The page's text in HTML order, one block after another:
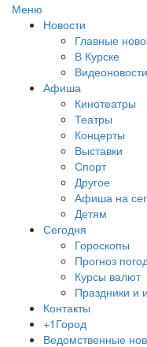
Меню
Новости
Главные
В Курске
Видеоновости
Афиша
Кинотеатры
Театры
Концерты
Выставки
Спорт
Другое
Афиша на
Детям
Сегодня
Гороскопы
Прогноз
Курсы валют
Праздники и
Контакты
+1Город
Ведомственные